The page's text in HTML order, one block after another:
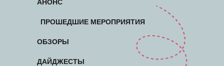
АНОНС
ПРОШЕДШИЕ МЕРОПРИЯТИЯ
ОБЗОРЫ
ДАЙДЖЕСТЫ